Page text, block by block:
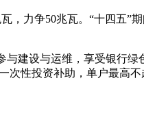
，力争50兆瓦。“十四五”
建设与运维，享受银行绿
性投资补助，单户最高不